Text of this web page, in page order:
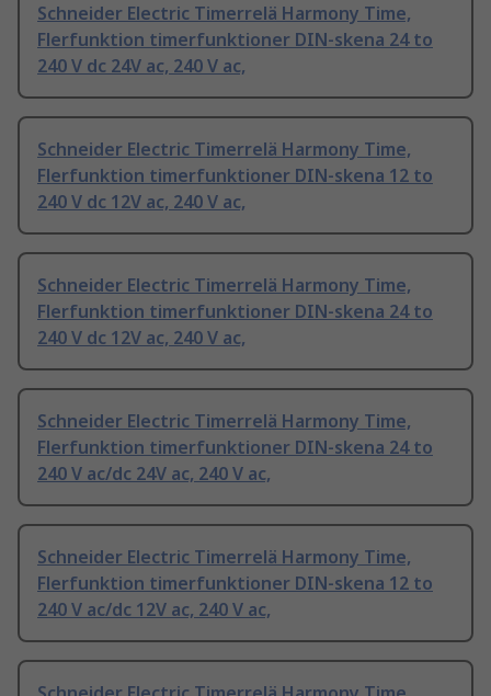
Schneider Electric Timerrelä Harmony Time,
Flerfunktion timerfunktioner DIN-skena 24 to
240 V dc 24V ac, 240 V ac,
Schneider Electric Timerrelä Harmony Time,
Flerfunktion timerfunktioner DIN-skena 12 to
240 V dc 12V ac, 240 V ac,
Schneider Electric Timerrelä Harmony Time,
Flerfunktion timerfunktioner DIN-skena 24 to
240 V dc 12V ac, 240 V ac,
Schneider Electric Timerrelä Harmony Time,
Flerfunktion timerfunktioner DIN-skena 24 to
240 V ac/dc 24V ac, 240 V ac,
Schneider Electric Timerrelä Harmony Time,
Flerfunktion timerfunktioner DIN-skena 12 to
240 V ac/dc 12V ac, 240 V ac,